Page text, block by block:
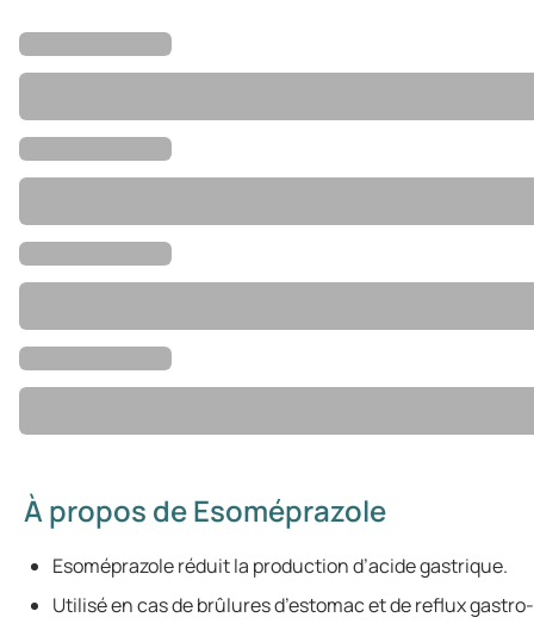
À propos de Esoméprazole
Esoméprazole réduit la production d’acide gastrique.
Utilisé en cas de brûlures d’estomac et de reflux